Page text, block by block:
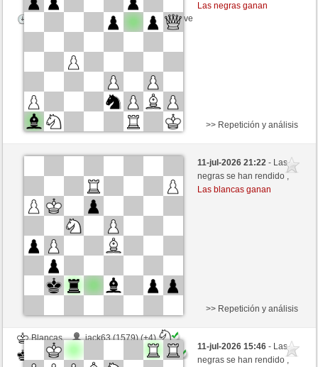
Tiempo: 5 minutes/side + 8 seconds/move
Las negras ganan
Negras
ALVAROPANTO (1232) (+36)
Tiempo: 3 minutes/side + 2 seconds/move
Esta partida es por puntos
>> Repetición y análisis
11-jul-2026 21:22- Las
negras se han rendido ,
Las blancas ganan
Blancas
jack63 (1579) (+4)
Negras
Picchio73 (1248) (-4)
>> Repetición y análisis
11-jul-2026 15:46- Las
negras se han rendido ,